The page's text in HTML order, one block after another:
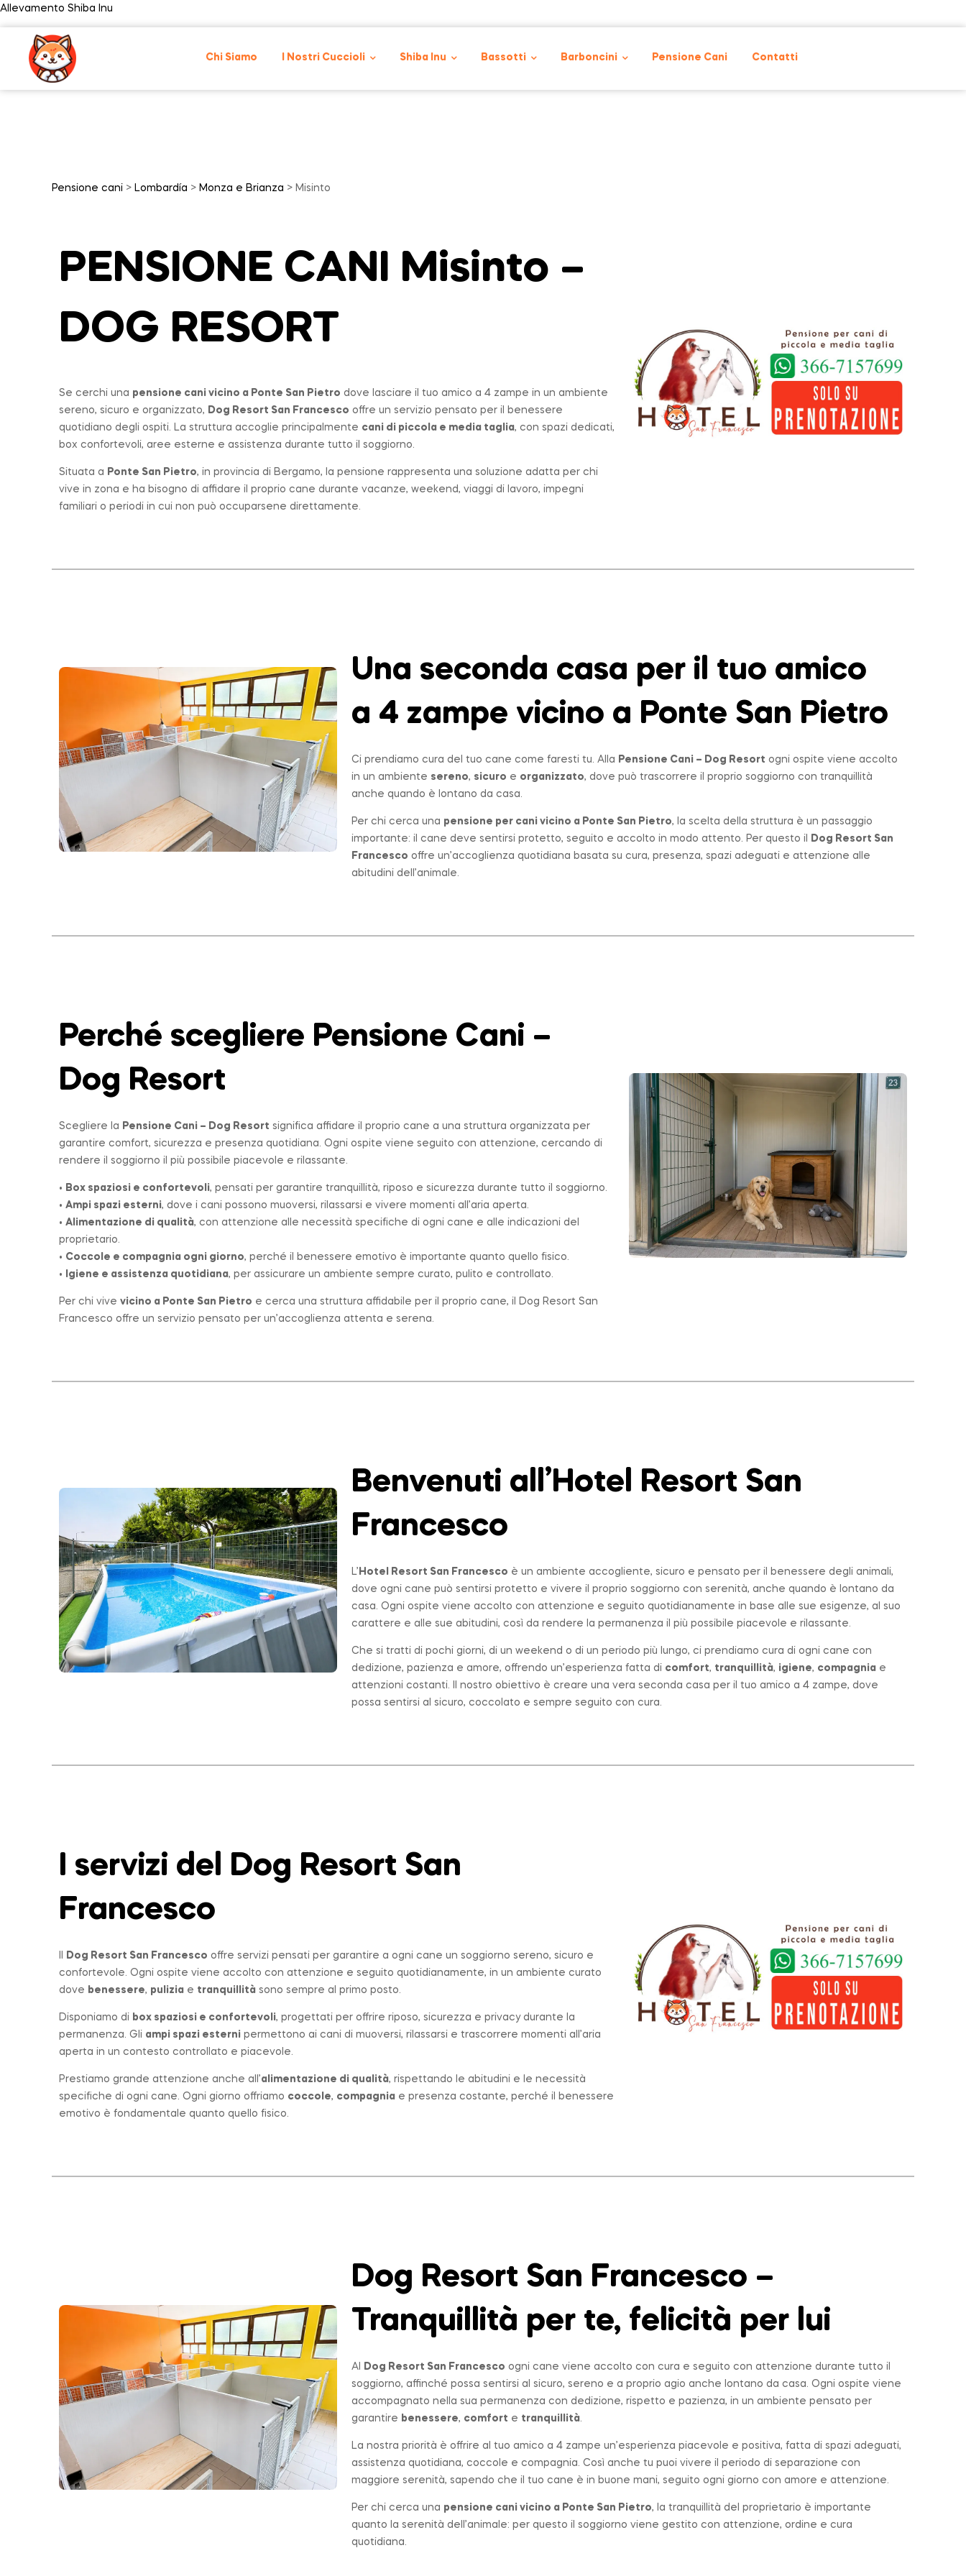
Allevamento Shiba Inu
Chi Siamo I Nostri Cuccioli Shiba Inu Bassotti Barboncini Pensione Cani Contatti
Pensione cani > Lombardía > Monza e Brianza > Misinto
PENSIONE CANI Misinto –
DOG RESORT
Se cerchi una pensione cani vicino a Ponte San Pietro dove lasciare il tuo amico a 4 zampe in un ambiente
sereno, sicuro e organizzato, Dog Resort San Francesco offre un servizio pensato per il benessere
quotidiano degli ospiti. La struttura accoglie principalmente cani di piccola e media taglia, con spazi dedicati,
box confortevoli, aree esterne e assistenza durante tutto il soggiorno.
Situata a Ponte San Pietro, in provincia di Bergamo, la pensione rappresenta una soluzione adatta per chi
vive in zona e ha bisogno di affidare il proprio cane durante vacanze, weekend, viaggi di lavoro, impegni
familiari o periodi in cui non può occuparsene direttamente.
Una seconda casa per il tuo amico
a 4 zampe vicino a Ponte San Pietro
Ci prendiamo cura del tuo cane come faresti tu. Alla Pensione Cani – Dog Resort ogni ospite viene accolto
in un ambiente sereno, sicuro e organizzato, dove può trascorrere il proprio soggiorno con tranquillità
anche quando è lontano da casa.
Per chi cerca una pensione per cani vicino a Ponte San Pietro, la scelta della struttura è un passaggio
importante: il cane deve sentirsi protetto, seguito e accolto in modo attento. Per questo il
Dog Resort San
Francesco offre un’accoglienza quotidiana basata su cura, presenza, spazi adeguati e attenzione alle
abitudini dell’animale.
Perché scegliere Pensione Cani –
Dog Resort
Scegliere la Pensione Cani – Dog Resort significa affidare il proprio cane a una struttura organizzata per
garantire comfort, sicurezza e presenza quotidiana. Ogni ospite viene seguito con attenzione, cercando di
rendere il soggiorno il più possibile piacevole e rilassante.
• Box spaziosi e confortevoli, pensati per garantire tranquillità, riposo e sicurezza durante tutto il soggiorno.
• Ampi spazi esterni, dove i cani possono muoversi, rilassarsi e vivere momenti all’aria aperta.
• Alimentazione di qualità, con attenzione alle necessità specifiche di ogni cane e alle indicazioni del
proprietario.
• Coccole e compagnia ogni giorno, perché il benessere emotivo è importante quanto quello fisico.
•
Igiene e assistenza quotidiana, per assicurare un ambiente sempre curato, pulito e controllato.
Per chi vive vicino a Ponte San Pietro e cerca una struttura affidabile per il proprio cane, il Dog Resort San
Francesco offre un servizio pensato per un’accoglienza attenta e serena.
Benvenuti all’Hotel Resort San
Francesco
L’ Hotel Resort San Francesco è un ambiente accogliente, sicuro e pensato per il benessere degli animali,
dove ogni cane può sentirsi protetto e vivere il proprio soggiorno con serenità, anche quando è lontano da
casa. Ogni ospite viene accolto con attenzione e seguito quotidianamente in base alle sue esigenze, al suo
carattere e alle sue abitudini, così da rendere la permanenza il più possibile piacevole e rilassante.
Che si tratti di pochi giorni, di un weekend o di un periodo più lungo, ci prendiamo cura di ogni cane con
dedizione, pazienza e amore, offrendo un’esperienza fatta di comfort, tranquillità, igiene, compagniae
attenzioni costanti. Il nostro obiettivo è creare una vera seconda casa per il tuo amico a 4 zampe, dove
possa sentirsi al sicuro, coccolato e sempre seguito con cura.
I servizi del Dog Resort San
Francesco
Dog Resort San Francesco offre servizi pensati per garantire a ogni cane un soggiorno sereno, sicuro e
confortevole. Ogni ospite viene accolto con attenzione e seguito quotidianamente, in un ambiente curato
dove benessere, pulizia e tranquillità sono sempre al primo posto.
Disponiamo di box spaziosi e confortevoli, progettati per offrire riposo, sicurezza e privacy durante la
permanenza. Gli ampi spazi esterni permettono ai cani di muoversi, rilassarsi e trascorrere momenti all’aria
aperta in un contesto controllato e piacevole.
Prestiamo grande attenzione anche all’alimentazione di qualità, rispettando le abitudini e le necessità
specifiche di ogni cane. Ogni giorno offriamo coccole, compagnia e presenza costante, perché il benessere
emotivo è fondamentale quanto quello fisico.
Dog Resort San Francesco –
Tranquillità per te, felicità per lui
Al Dog Resort San Francesco ogni cane viene accolto con cura e seguito con attenzione durante tutto il
soggiorno, affinché possa sentirsi al sicuro, sereno e a proprio agio anche lontano da casa. Ogni ospite viene
accompagnato nella sua permanenza con dedizione, rispetto e pazienza, in un ambiente pensato per
garantire benessere, comfort e tranquillità.
La nostra priorità è offrire al tuo amico a 4 zampe un’esperienza piacevole e positiva, fatta di spazi adeguati,
assistenza quotidiana, coccole e compagnia. Così anche tu puoi vivere il periodo di separazione con
maggiore serenità, sapendo che il tuo cane è in buone mani, seguito ogni giorno con amore e attenzione.
Per chi cerca una pensione cani vicino a Ponte San Pietro, la tranquillità del proprietario è importante
quanto la serenità dell’animale: per questo il soggiorno viene gestito con attenzione, ordine e cura
quotidiana.